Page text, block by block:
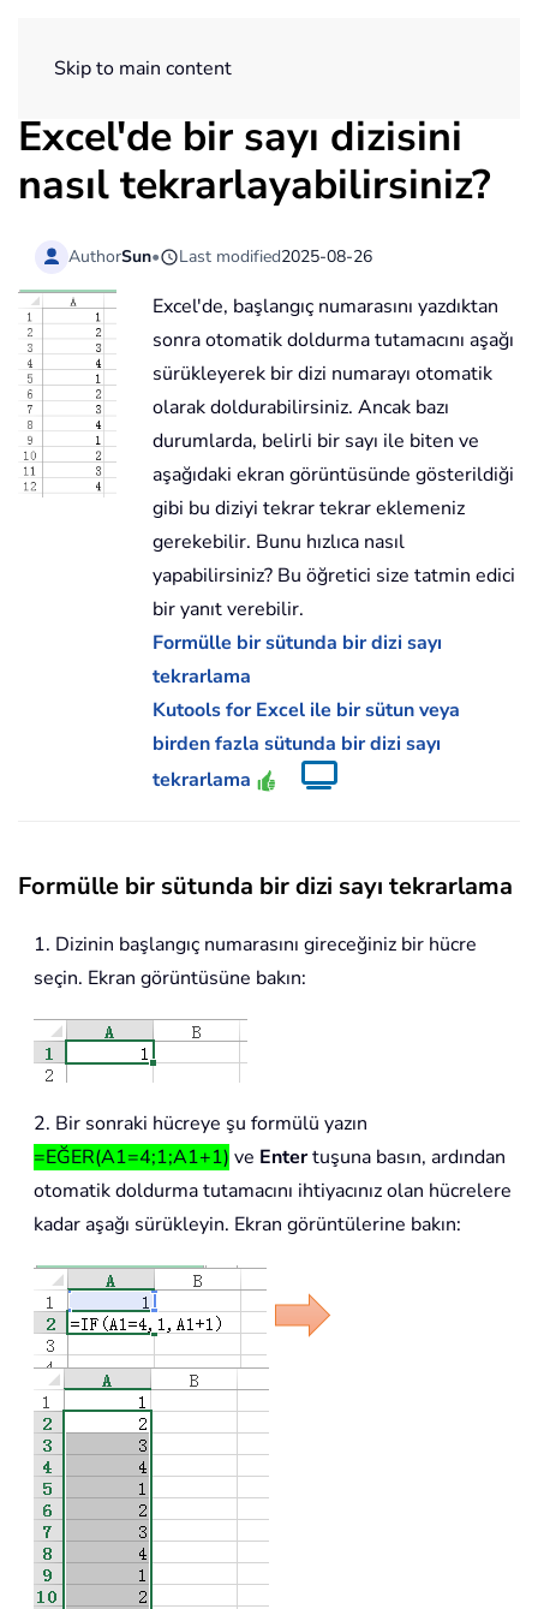
Skip to main content
Excel'de bir sayı dizisini
nasıl tekrarlayabilirsiniz?
AuthorSun• Last modified2025-08-26
Excel'de, başlangıç numarasını yazdıktan
sonra otomatik doldurma tutamacını aşağı
sürükleyerek bir dizi numarayı otomatik
olarak doldurabilirsiniz. Ancak bazı
durumlarda, belirli bir sayı ile biten ve
aşağıdaki ekran görüntüsünde gösterildiği
gibi bu diziyi tekrar tekrar eklemeniz
gerekebilir. Bunu hızlıca nasıl
yapabilirsiniz? Bu öğretici size tatmin edici
bir yanıt verebilir.
Formülle bir sütunda bir dizi sayı
tekrarlama
Kutools for Excel ile bir sütun veya
birden fazla sütunda bir dizi sayı
tekrarlama
Formülle bir sütunda bir dizi sayı tekrarlama
1. Dizinin başlangıç numarasını gireceğiniz bir hücre
seçin. Ekran görüntüsüne bakın:
2. Bir sonraki hücreye şu formülü yazın
=EĞER(A1=4;1;A1+1) ve Entertuşuna basın, ardından
otomatik doldurma tutamacını ihtiyacınız olan hücrelere
kadar aşağı sürükleyin. Ekran görüntülerine bakın: